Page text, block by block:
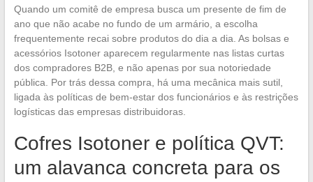
Quando um comitê de empresa busca um presente de fim de
ano que não acabe no fundo de um armário, a escolha
frequentemente recai sobre produtos do dia a dia. As bolsas e
acessórios Isotoner aparecem regularmente nas listas curtas
dos compradores B2B, e não apenas por sua notoriedade
pública. Por trás dessa compra, há uma mecânica mais sutil,
ligada às políticas de bem-estar dos funcionários e às restrições
logísticas das empresas distribuidoras.
Cofres Isotoner e política QVT:
um alavanca concreta para os